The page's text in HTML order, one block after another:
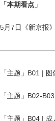
「本期看点」
5月7日《新京报
————————
「主题」B01 |
「主题」B02-
「主题」B04 |